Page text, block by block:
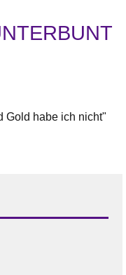
Gold habe ich nicht"